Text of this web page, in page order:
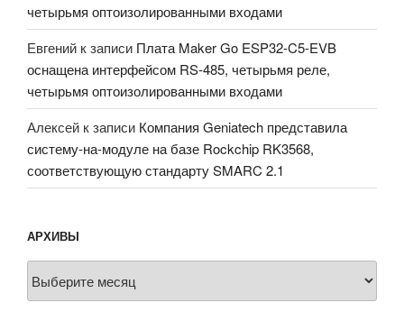
четырьмя оптоизолированными входами
Евгений к записи Плата Maker Go ESP32-C5-EVB
оснащена интерфейсом RS-485, четырьмя реле,
четырьмя оптоизолированными входами
Алексей к записи Компания Geniatech представила
систему-на-модуле на базе Rockchip RK3568,
соответствующую стандарту SMARC 2.1
АРХИВЫ